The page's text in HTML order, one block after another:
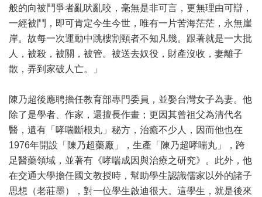
般的向被鬥爭者亂吠亂咬，毫無是非可言，更無理由可辯，
一經被鬥，即可肯定今生今世，唯有一片苦海茫茫，永無崖
岸。故每一次運動中跳樓割頸者不知凡幾。跟著就是一大批
人，被殺，被關，被管。被送去奴役，財產沒收，妻離子
散，弄到家破人亡。」
陳乃超後應聘擔任教育部專門委員，並娶台灣女子為妻。他
除了是學者、作家，還擅長作畫；更因其曾祖父為清代名
醫，遺有「哮喘斷根丸」秘方，治癒不少人，因而他也在
1976年開設「陳乃超藥廠」，生產「陳乃超哮喘丸」，跨
足醫藥領域，並著有《哮喘成因與治療之研究》。此外，他
在交通大學擔任國文教授時，幫助學生認識儒家以外的諸子
思想（老莊墨），對一位學生啟迪很大。這學生，就是後來